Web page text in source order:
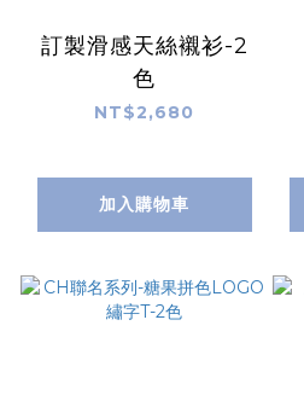
訂製滑感天絲襯衫-2
色
NT$2,680
加入購物車